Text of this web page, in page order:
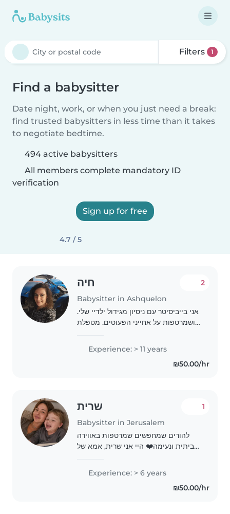
Filters 1
Find a babysitter
Date night, work, or when you just need a break:
find trusted babysitters in less time than it takes
to negotiate bedtime.
494 active babysitters
All members complete mandatory ID
verification
Sign up for free
4.7 / 5
חיה
Babysitter in Ashquelon
2
אני בייביסיטר עם ניסיון מגידול ילדיי שלי.
ושמרטפות על אחייני הפעוטים. מטפלת
לבני נוער. מתחברת בזריזות לילדים,
יכולה לסייע לילדים בשיעורי הבית
Experience: > 11 years
₪50.00/hr
שרית
Babysitter in Jerusalem
1
להורים שמחפשים שמרטפות באווירה
ביתית ונעימה❤️ היי אני שרית, אמא של
מקום בטוח ליצור ולהתפתח ביחד עם
Experience: > 6 years
₪50.00/hr